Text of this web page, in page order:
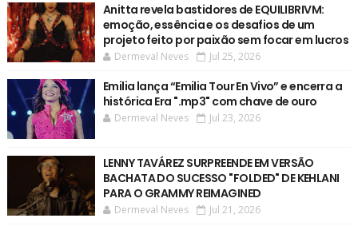
Anitta revela bastidores de EQUILIBRIVM:
emoção, essência e os desafios de um
projeto feito por paixão sem focar em lucros
Dermeval Neves Jul 25, 2026
Emilia lança “Emilia Tour En Vivo” e encerra a
histórica Era ".mp3" com chave de ouro
Dermeval Neves Jul 23, 2026
LENNY TAVÁREZ SURPREENDE EM VERSÃO
BACHATA DO SUCESSO "FOLDED" DE KEHLANI
PARA O GRAMMY REIMAGINED
Dermeval Neves Jul 21, 2026